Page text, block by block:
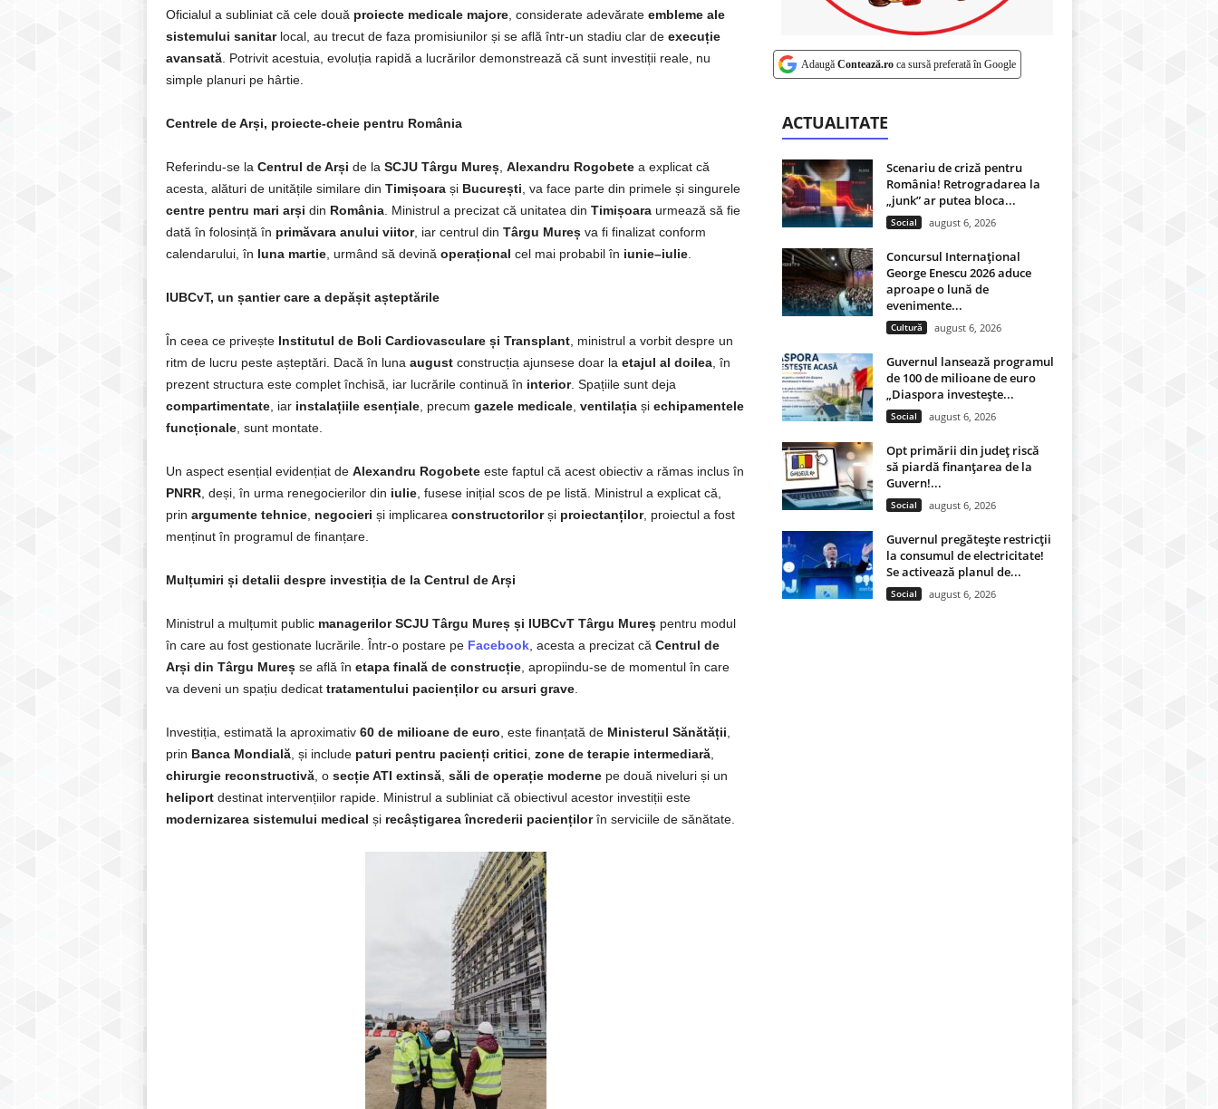
Oficialul a subliniat că cele două proiecte medicale majore, considerate adevărate embleme ale
sistemului sanitarlocal, au trecut de faza promisiunilor și se află într-un stadiu clar de execuție
avansată. Potrivit acestuia, evoluția rapidă a lucrărilor demonstrează că sunt investiții reale, nu
simple planuri pe hârtie.
Centrele de Arși, proiecte-cheie pentru România
Referindu-se la Centrul de Arși de la SCJU Târgu Mureș, Alexandru Rogobetea explicat că
acesta, alături de unitățile similare din Timișoarași București , va face parte din primele și singurele
centre pentru mari arși din România. Ministrul a precizat că unitatea din Timișoaraurmează să fie
dată în folosință în primăvara anului viitor, iar centrul din Târgu Mureșva fi finalizat conform
calendarului, în luna martie, urmând să devină operațional cel mai probabil în iunie–iulie.
IUBCvT, un șantier care a depășit așteptările
În ceea ce privește Institutul de Boli Cardiovasculare și Transplant, ministrul a vorbit despre un
ritm de lucru peste așteptări. Dacă în luna augustconstrucția ajunsese doar la etajul al doilea, în
prezent structura este complet închisă, iar lucrările continuă în interior. Spațiile sunt deja
compartimentate, iar instalațiile esențiale, precum gazele medicale, ventilațiași echipamentele
funcționale, sunt montate.
Un aspect esențial evidențiat de Alexandru Rogobeteeste faptul că acest obiectiv a rămas inclus în
PNRR, deși, în urma renegocierilor din iulie, fusese inițial scos de pe listă. Ministrul a explicat că,
prin argumente tehnice, negocieri și implicarea constructorilorși proiectanților, proiectul a fost
menținut în programul de finanțare.
Mulțumiri și detalii despre investiția de la Centrul de Arși
Ministrul a mulțumit public managerilor SCJU Târgu Mureș și IUBCvT Târgu Mureșpentru modul
în care au fost gestionate lucrările. Într-o postare pe Facebook, acesta a precizat că Centrul de
Arși din Târgu Mureșse află în etapa finală de construcție, apropiindu-se de momentul în care
va deveni un spațiu dedicat tratamentului pacienților cu arsuri grave.
Investiția, estimată la aproximativ 60 de milioane de euro , este finanțată de Ministerul Sănătății
prin Banca Mondială, și include paturi pentru pacienți critici zone de terapie intermediară,
chirurgie reconstructivă, o secție ATI extinsă, săli de operație modernepe două niveluri și un
heliportdestinat intervențiilor rapide. Ministrul a subliniat că obiectivul acestor investiții este
modernizarea sistemului medical și recâștigarea încrederii paciențilorîn serviciile de sănătate.
Adaugă Contează.roca sursă preferată în Google
ACTUALITATE
Scenariu de criză pentru
România! Retrogradarea la
„junk” ar putea bloca...
Social august 6, 2026
Concursul Internațional
George Enescu 2026 aduce
aproape o lună de
evenimente...
Cultură august 6, 2026
Guvernul lansează programul
de 100 de milioane de euro
„Diaspora investește...
Social august 6, 2026
Opt primării din județ riscă
să piardă finanțarea de la
Guvern!...
Social august 6, 2026
Guvernul pregătește restricții
la consumul de electricitate!
Se activează planul de...
Social august 6, 2026